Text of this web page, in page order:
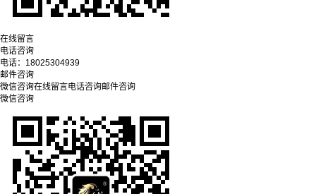
在线留言
电话咨询
电话： 18025304939
邮件咨询
微信咨询在线留言电话咨询邮件咨询
微信咨询